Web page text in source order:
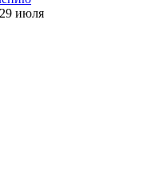
29 июля